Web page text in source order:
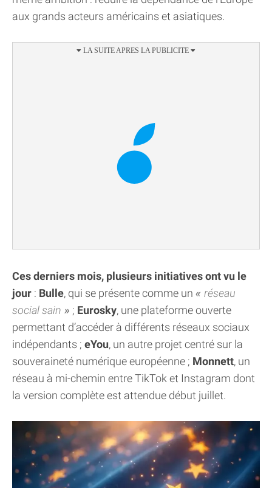
aux grands acteurs américains et asiatiques.
Ces derniers mois, plusieurs initiatives ont vu le
jour : Bulle, qui se présente comme un
réseau
social sain
; Eurosky, une plateforme ouverte
permettant d’accéder à différents réseaux sociaux
indépendants ; eYou, un autre projet centré sur la
souveraineté numérique européenne ; Monnett, un
réseau à mi-chemin entre TikTok et Instagram dont
la version complète est attendue début juillet.